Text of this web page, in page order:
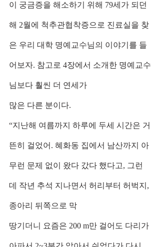
이 궁금증을 해소하기 위해 79세가 되던
해 2월에 척추관협착증으로 진료실을 찾
은 우리 대학 명예교수님의 이야기를 들
어보자. 참고로 4장에서 소개한 명예교수
님보다 훨씬 더 연세가
많은 다른 분이다.
“지난해 여름까지 하루에 두세 시간은 거
뜬히 걸었어. 혜화동 집에서 남산까지 아
무런 문제 없이 왔다 갔다 했다고, 그런
데 작년 추석 지나면서 허리부터 허벅지,
종아리 뒤쪽으로 막
땅기더니 요즘은 200 m만 걸어도 다리가